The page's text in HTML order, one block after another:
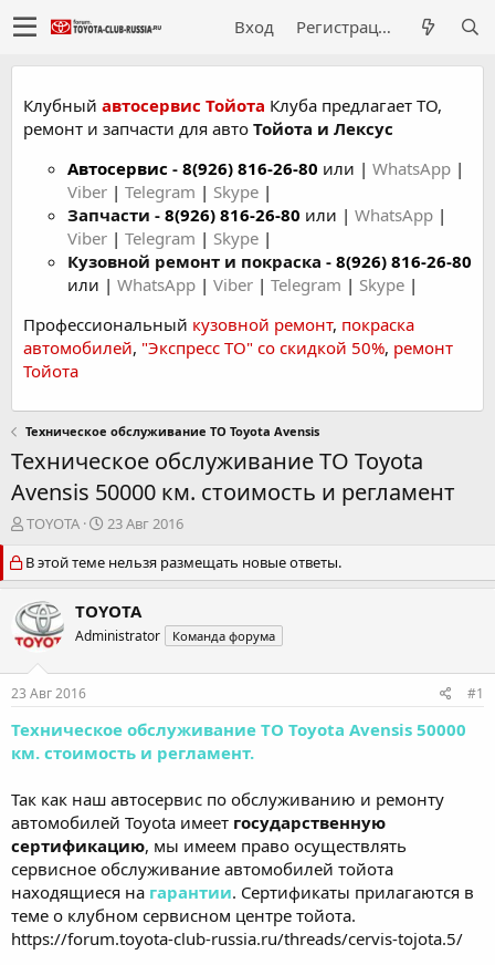
Вход Регистрация
Клубный автосервис Тойота Клуба предлагает ТО,
ремонт и запчасти для авто Тойота и Лексус
Автосервис - 8(926) 816-26-80 или | WhatsApp |
Viber | Telegram | Skype |
Запчасти - 8(926) 816-26-80 или | WhatsApp |
Viber | Telegram | Skype |
Кузовной ремонт и покраска - 8(926) 816-26-80
или | WhatsApp | Viber | Telegram | Skype |
Профессиональный кузовной ремонт, покраска
автомобилей, "Экспресс ТО" со скидкой 50%, ремонт
Тойота
Техническое обслуживание ТО Toyota Avensis
Техническое обслуживание ТО Toyota
Avensis 50000 км. стоимость и регламент
А
т
о
р
т
е
TOYOTA
Д
т
а
н
а
ч
23 Авг 2016
В этой теме нельзя размещать новые ответы.
TOYOTA
Administrator Команда форума
23 Авг 2016 #1
Техническое обслуживание ТО Toyota Avensis 50000
км. стоимость и регламент.
Так как наш автосервис по обслуживанию и ремонту
автомобилей Toyota имеет государственную
сертификацию, мы имеем право осуществлять
сервисное обслуживание автомобилей тойота
находящиеся на гарантии. Сертификаты прилагаются в
теме о клубном сервисном центре тойота.
https://forum.toyota-club-russia.ru/threads/cervis-tojota.5/